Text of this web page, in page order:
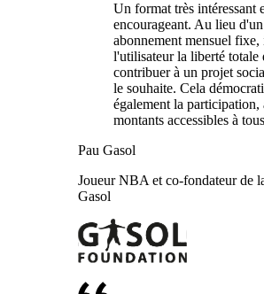
Un format très intéressant
encourageant. Au lieu d'un
abonnement mensuel fixe,
l'utilisateur la liberté totale
contribuer à un projet
le souhaite. Cela
également la participation,
montants accessibles à
Pau Gasol
Joueur NBA et co-fondateur de
Gasol